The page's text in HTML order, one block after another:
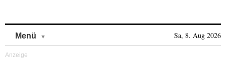
Menü Sa, 8. Aug 2026